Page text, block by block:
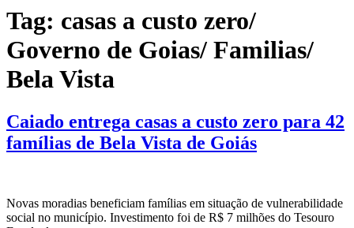
Tag: casas a custo zero/
Governo de Goias/ Familias/
Bela Vista
Caiado entrega casas a custo zero para 42
famílias de Bela Vista de Goiás
Novas moradias beneficiam famílias em situação de vulnerabilidade
social no município. Investimento foi de R$ 7 milhões do Tesouro